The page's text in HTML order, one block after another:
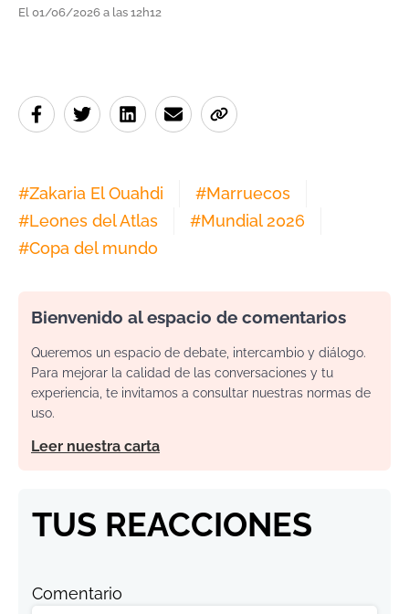
El 01/06/2026 a las 12h12
#Zakaria El Ouahdi #Marruecos
#Leones del Atlas #Mundial 2026
#Copa del mundo
Bienvenido al espacio de comentarios
Queremos un espacio de debate, intercambio y diálogo.
Para mejorar la calidad de las conversaciones y tu
experiencia, te invitamos a consultar nuestras normas de
uso.
Leer nuestra carta
TUS REACCIONES
Comentario